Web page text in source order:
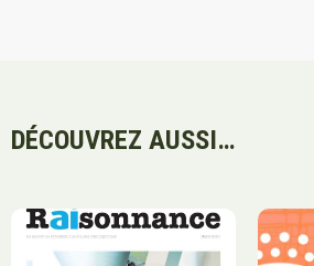
DÉCOUVREZ AUSSI…